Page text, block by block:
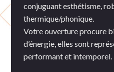
conjuguant esthétisme,
thermique/phonique.
Votre ouverture procure
d’énergie, elles sont
performant et intemporel.